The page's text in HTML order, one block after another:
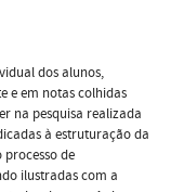
dos alunos,
e em notas colhidas
na pesquisa realizada
à estruturação da
de
ilustradas com a